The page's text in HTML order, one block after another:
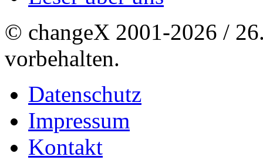
© changeX 2001-2026 /
vorbehalten.
Datenschutz
Impressum
Kontakt